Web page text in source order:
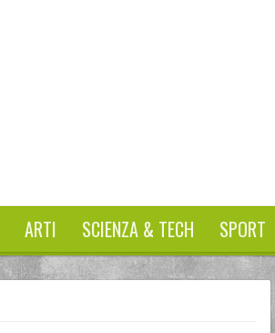
ARTI SCIENZA & TECH SPORT